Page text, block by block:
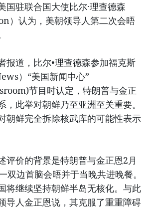
驻联合国大使比尔·理查德森
）认为，美朝领导人第二次会晤
报道，比尔•理查德森参加福克斯
）“美国新闻中心”
节目时认定，特朗普与金正
，此举对朝鲜乃至亚洲至关重要。
朝鲜完全拆除核武库的可能性表示
评价的背景是特朗普与金正恩2月
双边首脑会晤并于当晚共进晚餐。
将继续坚持朝鲜半岛无核化。与此
导人金正恩说，其克服了重重障碍